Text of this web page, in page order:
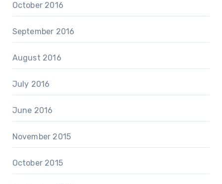
October 2016
September 2016
August 2016
July 2016
June 2016
November 2015
October 2015